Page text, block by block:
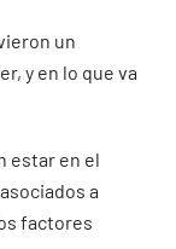
un
y en lo que va
estar en el
a
factores